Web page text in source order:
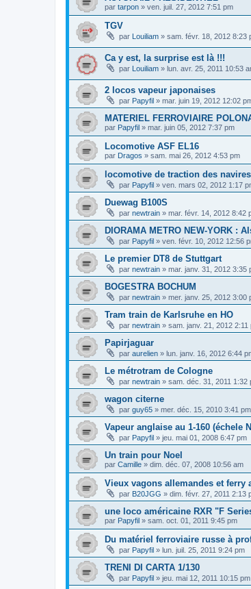
par tarpon » ven. juil. 27, 2012 7:51 pm
TGV
par Louiliam » sam. févr. 18, 2012 8:23
Ca y est, la surprise est là !!!
par Louiliam » lun. avr. 25, 2011 10:53
2 locos vapeur japonaises
par Papyfil » mar. juin 19, 2012 12:02
MATERIEL FERROVIAIRE
par Papyfil » mar. juin 05, 2012 7:37 pm
Locomotive ASF EL16
par Dragos » sam. mai 26, 2012 4:53 pm
locomotive de traction des
par Papyfil » ven. mars 02, 2012 1:17
Duewag B100S
par newtrain » mar. févr. 14, 2012 8:42
DIORAMA METRO NEW-YORK :
par Papyfil » ven. févr. 10, 2012 12:56
Le premier DT8 de Stuttgart
par newtrain » mar. janv. 31, 2012 3:35
BOGESTRA BOCHUM
par newtrain » mer. janv. 25, 2012 3:00
Tram train de Karlsruhe en HO
par newtrain » sam. janv. 21, 2012 2:11
Papirjaguar
par aurelien » lun. janv. 16, 2012 6:44
Le métrotram de Cologne
par newtrain » sam. déc. 31, 2011 1:32
wagon citerne
par guy65 » mer. déc. 15, 2010 3:41 pm
Vapeur anglaise au 1-160 (échele
par Papyfil » jeu. mai 01, 2008 6:47 pm
Un train pour Noel
par Camille » dim. déc. 07, 2008 10:56 am
Vieux vagons allemandes et ferry
par B20JGG » dim. févr. 27, 2011 2:13
une loco américaine RXR "F
par Papyfil » sam. oct. 01, 2011 9:45 pm
Du matériel ferroviaire russe à
par Papyfil » lun. juil. 25, 2011 9:24 pm
TRENI DI CARTA 1/130
par Papyfil » jeu. mai 12, 2011 10:15 pm